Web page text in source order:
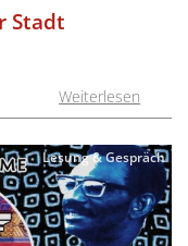
Stadt
Weiterlesen
Lesung & Gespräch